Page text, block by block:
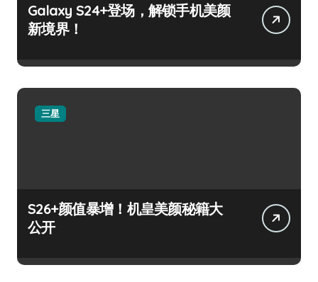
Galaxy S24+登场，解锁手机美颜
新境界！
三星
S26+颜值暴增！机皇美颜秘籍大
公开